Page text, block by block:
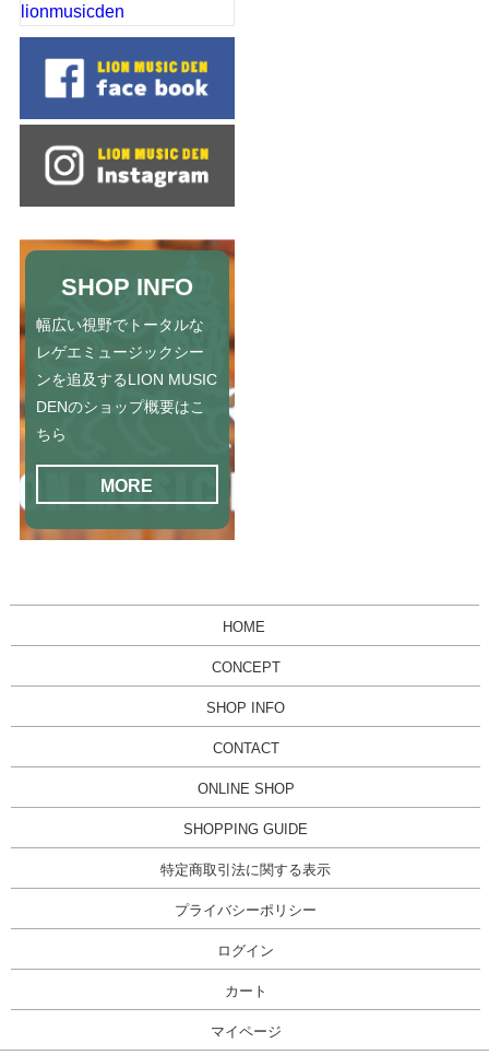
lionmusicden
SHOP INFO
幅広い視野でトータルな
レゲエミュージックシー
ンを追及するLION MUSIC
DENのショップ概要はこ
ちら
MORE
HOME
CONCEPT
SHOP INFO
CONTACT
ONLINE SHOP
SHOPPING GUIDE
特定商取引法に関する表示
プライバシーポリシー
ログイン
カート
マイページ